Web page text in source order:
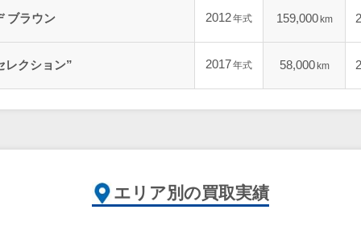
ブラウン 2012年式 159,000 km
レクション” 2017年式 58,000 km
エリア別の買取実績